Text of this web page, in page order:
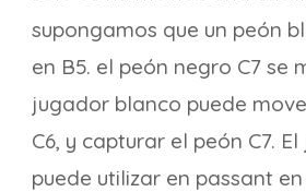
supongamos que un peón
en B5. el peón negro C7 se
jugador blanco puede
C6, y capturar el peón C7.
puede utilizar en passant